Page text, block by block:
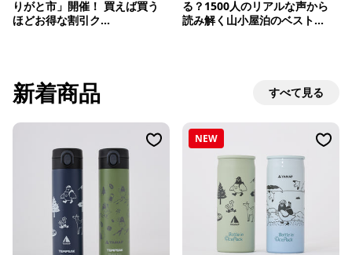
りがと市」開催！ 買えば買う
ほどお得な割引ク...
る？1500人のリアルな声から
読み解く山小屋泊のベスト...
新着商品 すべて見る
NEW